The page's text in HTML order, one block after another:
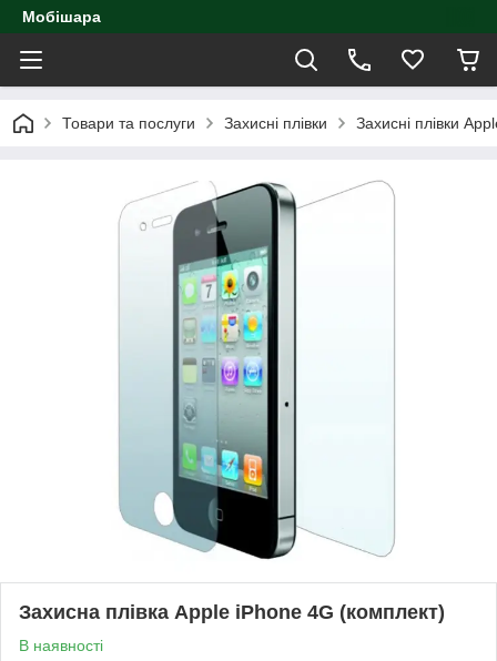
Мобішара
Товари та послуги Захисні плівки Захисні плівки
Захисна плівка Apple iPhone 4G (комплект)
В наявності